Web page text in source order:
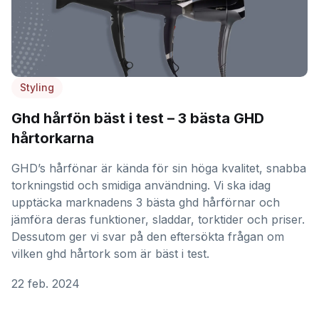
Styling
Ghd hårfön bäst i test – 3 bästa GHD
hårtorkarna
GHD’s hårfönar är kända för sin höga kvalitet, snabba
torkningstid och smidiga användning. Vi ska idag
upptäcka marknadens 3 bästa ghd hårförnar och
jämföra deras funktioner, sladdar, torktider och priser.
Dessutom ger vi svar på den eftersökta frågan om
vilken ghd hårtork som är bäst i test.
22 feb. 2024